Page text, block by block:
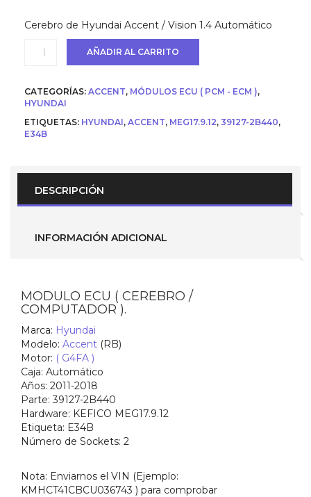
era:
USD
$ 891.
es:
USD
$ 693.
Cerebro de Hyundai Accent / Vision 1.4 Automático
/
Computador
para
Hyundai
No.-
39127-
E34B
AÑADIR AL CARRITO
CATEGORÍAS: ACCENT, MÓDULOS ECU ( PCM - ECM ),
HYUNDAI
ETIQUETAS: HYUNDAI, ACCENT, MEG17.9.12, 39127-2B440,
E34B
DESCRIPCIÓN
INFORMACIÓN ADICIONAL
MODULO ECU ( CEREBRO /
COMPUTADOR ).
Marca: Hyundai
Modelo: Accent (RB)
Motor: ( G4FA )
Caja: Automático
Años: 2011-2018
Parte:39127-2B440
Hardware: KEFICO MEG17.9.12
Etiqueta: E34B
Número de Sockets: 2
Nota: Enviarnos el VIN (Ejemplo:
KMHCT41CBCU036743 ) para comprobar